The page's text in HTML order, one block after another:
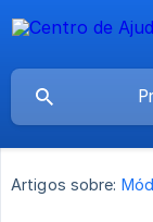
Artigos sobre: